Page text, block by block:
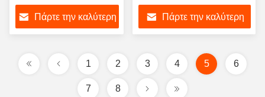
επένδυση σωλήνα από
χάλυβα άνθρακα PE
επικαλυμμένο για
υποστήριξη
Πάρτε την καλύτερη
ελαστική επένδυση τόσο
στην εσωτερική όσο και
στην εξωτερική επιφάνεια
Πάρτε την καλύτερη
1 2 3 4 5 6
7 8